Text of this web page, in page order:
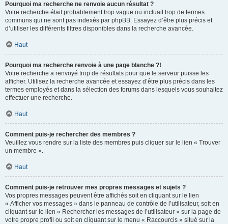
Pourquoi ma recherche ne renvoie aucun résultat ?
Votre recherche était probablement trop vague ou incluait trop de termes
communs qui ne sont pas indexés par phpBB. Essayez d’être plus précis et
d’utiliser les différents filtres disponibles dans la recherche avancée.
Haut
Pourquoi ma recherche renvoie à une page blanche ?!
Votre recherche a renvoyé trop de résultats pour que le serveur puisse les
afficher. Utilisez la recherche avancée et essayez d’être plus précis dans les
termes employés et dans la sélection des forums dans lesquels vous souhaitez
effectuer une recherche.
Haut
Comment puis-je rechercher des membres ?
Veuillez vous rendre sur la liste des membres puis cliquer sur le lien « Trouver
un membre ».
Haut
Comment puis-je retrouver mes propres messages et sujets ?
Vos propres messages peuvent être affichés soit en cliquant sur le lien
« Afficher vos messages » dans le panneau de contrôle de l’utilisateur, soit en
cliquant sur le lien « Rechercher les messages de l’utilisateur » sur la page de
votre propre profil ou soit en cliquant sur le menu « Raccourcis » situé sur la